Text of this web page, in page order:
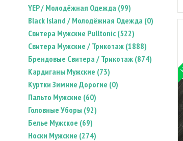
YEP / Молодёжная Одежда (99)
Black Island / Молодёжная Одежда (0)
Свитера Мужские Pulltonic (522)
Свитера Мужские / Трикотаж (1888)
Брендовые Свитера / Трикотаж (874)
Кардиганы Мужские (73)
Куртки Зимние Дорогие (0)
Пальто Мужские (60)
Головные Уборы (92)
Белье Мужское (69)
Носки Мужские (274)